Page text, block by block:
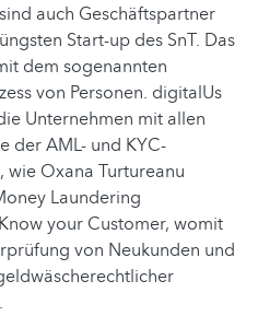
auch Geschäftspartner
Start-up des SnT. Das
dem sogenannten
von Personen. digitalUs
Unternehmen mit allen
der AML- und KYC-
Oxana Turtureanu
Laundering
your Customer, womit
von Neukunden und